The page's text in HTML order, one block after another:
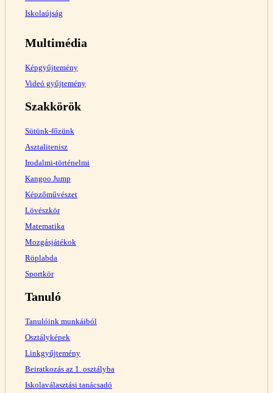
Iskolaújság
Multimédia
Képgyűjtemény
Videó gyűjtemény
Szakkörök
Sütünk-főzünk
Asztalitenisz
Irodalmi-történelmi
Kangoo Jump
Képzőművészet
Lövészkör
Matematika
Mozgásjátékok
Röplabda
Sportkör
Tanuló
Tanulóink munkáiból
Osztályképek
Linkgyűjtemény
Beiratkozás az 1. osztályba
Iskolaválasztási tanácsadó